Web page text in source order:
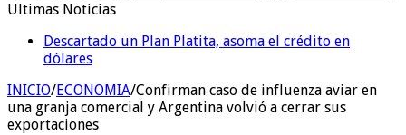
Ultimas Noticias
«Yo tenía mi propia droga, creo que me la habían
regalado»: qué declaró Candela Arizaga ante la
INICIO/ECONOMIA/Confirman caso de influenza aviar en
una granja comercial y Argentina volvió a cerrar sus
exportaciones